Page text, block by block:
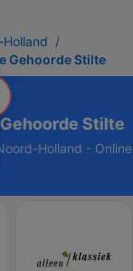
Gehoorde Stilte
Stilte
Holland - Online